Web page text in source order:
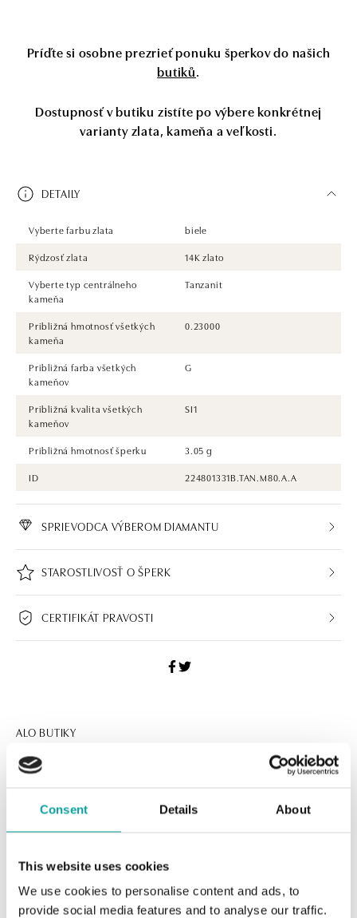
Consent Details About
This website uses cookies
We use cookies to personalise content and ads, to
provide social media features and to analyse our traffic.
Príďte si osobne prezrieť ponuku šperkov do našich
butiků.
Dostupnosť v butiku zistíte po výbere konkrétnej
varianty zlata, kameňa a veľkosti.
DETAILY
Vyberte farbu zlata
biele
Rýdzosť zlata
14K zlato
Vyberte typ centrálneho
kameňa
Tanzanit
Približná hmotnosť všetkých
kameňa
0.23000
Približná farba všetkých
kameňov
G
Približná kvalita všetkých
kameňov
SI1
Približná hmotnosť šperku
3.05 g
ID
224801331B.TAN.M80.A.A
SPRIEVODCA VÝBEROM DIAMANTU
STAROSTLIVOSŤ O ŠPERK
CERTIFIKÁT PRAVOSTI
ALO BUTIKY
Navštívte naše butiky